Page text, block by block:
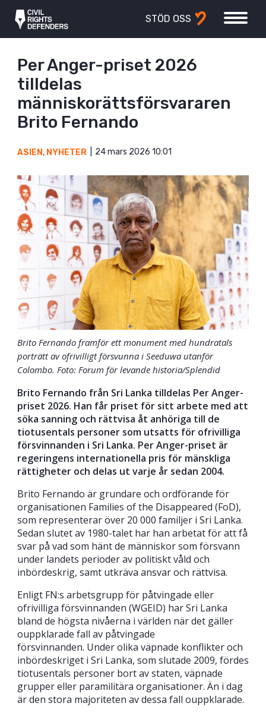
STÖD OSS
Per Anger-priset 2026
tilldelas
människorättsförsvararen
Brito Fernando
ASIEN, NYHETER 24 mars 2026 10:01
Brito Fernando framför ett monument med hundratals
porträtt av ofrivilligt försvunna i Seeduwa utanför
Colombo. Foto: Forum för levande historia/Splendid
Brito Fernando från Sri Lanka tilldelas Per Anger-
priset 2026. Han får priset för sitt arbete med att
söka sanning och rättvisa åt anhöriga till de
tiotusentals personer som utsatts för ofrivilliga
försvinnanden i Sri Lanka. Per Anger-priset är
regeringens internationella pris för mänskliga
rättigheter och delas ut varje år sedan 2004.
Brito Fernando är grundare och ordförande för
organisationen Families of the Disappeared (FoD),
som representerar över 20 000 familjer i Sri Lanka.
Sedan slutet av 1980-talet har han arbetat för att få
svar på vad som hänt de människor som försvann
under landets perioder av politiskt våld och
inbördeskrig, samt utkräva ansvar och rättvisa.
Enligt FN:s arbetsgrupp för påtvingade eller
ofrivilliga försvinnanden (WGEID) har Sri Lanka
bland de högsta nivåerna i världen när det gäller
ouppklarade fall av påtvingade
försvinnanden. Under olika väpnade konflikter och
inbördeskriget i Sri Lanka, som slutade 2009, fördes
tiotusentals personer bort av staten, väpnade
grupper eller paramilitära organisationer. Än i dag
är den stora majoriteten av dessa fall ouppklarade.